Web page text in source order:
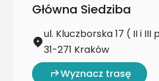
Główna Siedziba
ul. Kluczborska 17 ( II i III
31-271 Kraków
Wyznacz trasę